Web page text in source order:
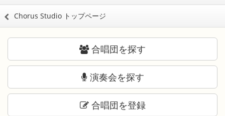
Chorus Studio トップページ
合唱団を探す
演奏会を探す
合唱団を登録